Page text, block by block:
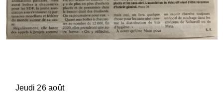
Jeudi 26 août